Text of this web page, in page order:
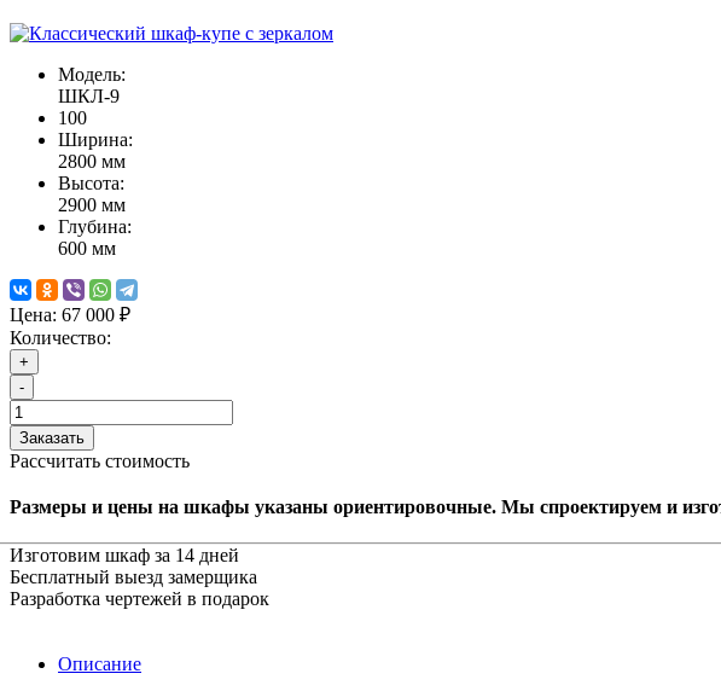
Модель:
ШКЛ-9
100
Ширина:
2800 мм
Высота:
2900 мм
Глубина:
600 мм
Цена: 67 000 ₽
Количество:
+
-
Заказать
Рассчитать стоимость
Размеры и цены на шкафы указаны ориентировочные. Мы спроектируем и
Изготовим шкаф за 14 дней
Бесплатный выезд замерщика
Разработка чертежей в подарок
Описание